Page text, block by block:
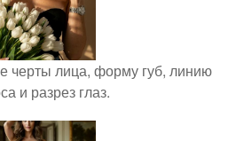
черты лица, форму губ, линию
и разрез глаз.